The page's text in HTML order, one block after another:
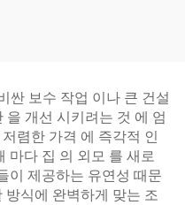
싼 보수 작업 이나 큰 건설
개선 시키려는 것 에 엄
렴한 가격 에 즉각적 인
마다 집 의 외모 를 새로
이 제공하는 유연성 때문
방식에 완벽하게 맞는 조